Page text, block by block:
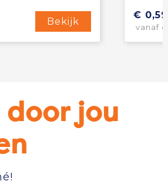
Bekijk
€ 0,59
vanaf
jou